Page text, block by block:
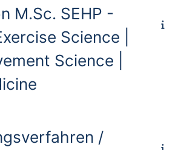
M.Sc. SEHP -
Science |
Science |
/